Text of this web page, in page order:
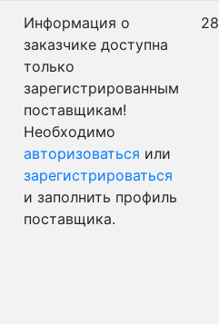
Информация о
заказчике доступна
только
зарегистрированным
поставщикам!
Необходимо
авторизоваться или
зарегистрироваться
и заполнить профиль
поставщика.